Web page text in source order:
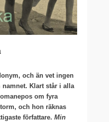
och än vet ingen
Klart står i alla
om fyra
och hon räknas
författare. Min